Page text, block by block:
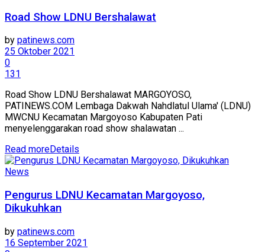
Road Show LDNU Bershalawat
by patinews.com
25 Oktober 2021
0
131
Road Show LDNU Bershalawat MARGOYOSO,
PATINEWS.COM Lembaga Dakwah Nahdlatul Ulama' (LDNU)
MWCNU Kecamatan Margoyoso Kabupaten Pati
menyelenggarakan road show shalawatan ...
Read moreDetails
News
Pengurus LDNU Kecamatan Margoyoso,
Dikukuhkan
by patinews.com
16 September 2021